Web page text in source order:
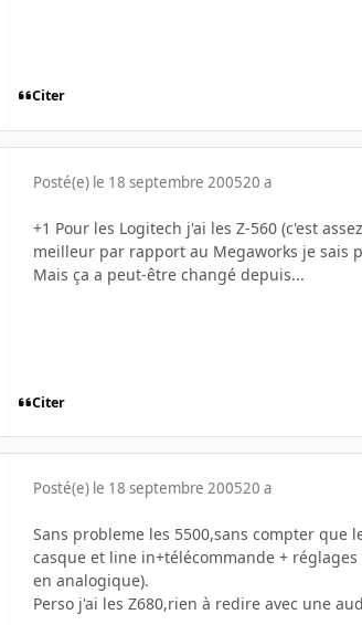
Citer
Posté(e) le 18 septembre 200520 a
+1 Pour les Logitech j'ai les Z-560 (c'est
meilleur par rapport au Megaworks je sais
Mais ça a peut-être changé depuis...
Citer
Posté(e) le 18 septembre 200520 a
Sans probleme les 5500,sans compter
casque et line in+télécommande +
en analogique).
Perso j'ai les Z680,rien à redire avec une